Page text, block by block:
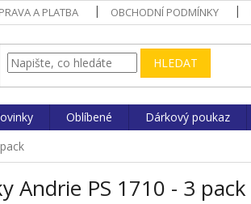
A PLATBA OBCHODNÍ PODMÍNKY
HLEDAT
Oblíbené Dárkový poukaz
Andrie PS 1710 - 3 pack